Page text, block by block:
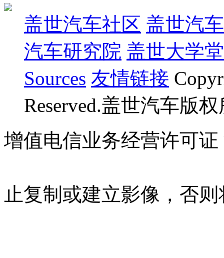
盖世汽车社区 盖世汽
汽车研究院 盖世大学堂
Sources 友情链接
Reserved.盖世汽车版
增值电信业务经营许可证
止复制或建立影像，否